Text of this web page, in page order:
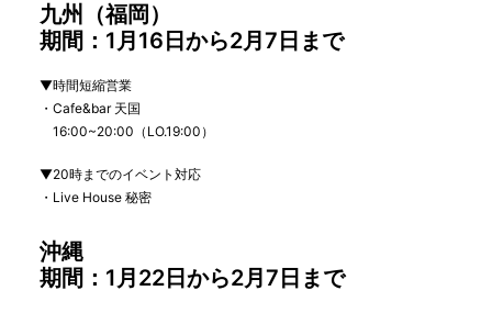
九州（福岡）
期間： 1月 16 日から2月 7 日まで
▼時間短縮営業
・ Cafe&bar 天国
16:00~20:00 （ LO.19:00 ）
▼20時までのイベント対応
・ Live House 秘密
沖縄
期間： 1月 22 日から2月 7 日まで